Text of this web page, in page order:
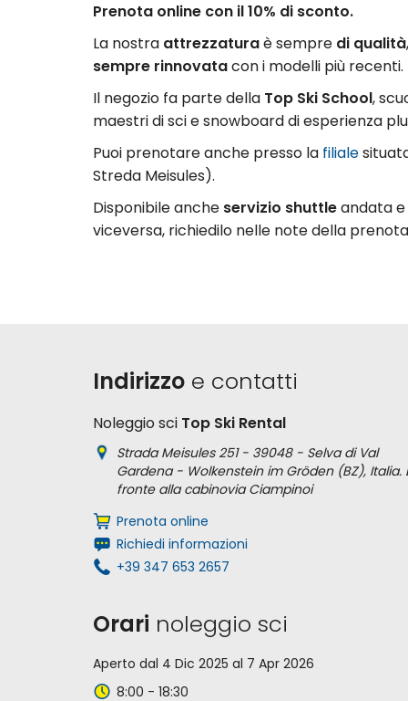
Prenota online con il 10% di sconto.
La nostra attrezzaturaè sempre di qualità
sempre rinnovatacon i modelli più recenti.
Il negozio fa parte della Top Ski School,
maestri di sci e snowboard di esperienza
Puoi prenotare anche presso la filiale
Streda Meisules).
Disponibile anche servizio shuttleandata
viceversa, richiedilo nelle note della
Indirizzo e contatti
Noleggio sci Top Ski Rental
Strada Meisules 251 - 39048 - Selva di Val
Gardena - Wolkenstein im Gröden (BZ), Italia.
fronte alla cabinovia Ciampinoi
Prenota online
Richiedi informazioni
+39 347 653 2657
Orari noleggio sci
Aperto dal 4 Dic 2025 al 7 Apr 2026
8:00 - 18:30